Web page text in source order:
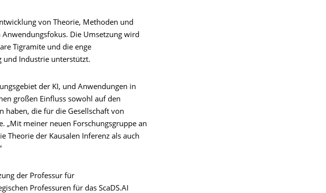
von Theorie, Methoden und
Die Umsetzung wird
Tigramite und die enge
und Industrie unterstützt.
der KI, und Anwendungen in
großen Einfluss sowohl auf den
haben, die für die Gesellschaft von
„Mit meiner neuen Forschungsgruppe an
Theorie der Kausalen Inferenz als auch
der Professur für
Professuren für das ScaDS.AI